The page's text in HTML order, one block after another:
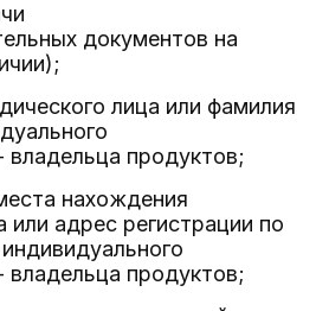
документов на
лица или фамилия
владельца продуктов;
нахождения
или адрес регистрации по
владельца продуктов;